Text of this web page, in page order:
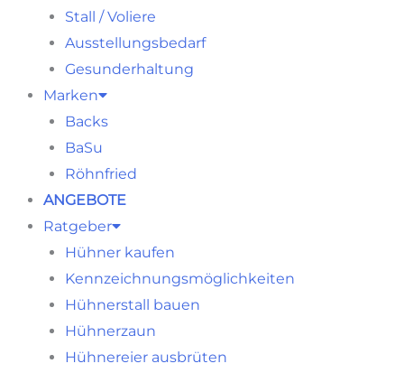
Stall / Voliere
Ausstellungsbedarf
Gesunderhaltung
Marken
Backs
BaSu
Röhnfried
ANGEBOTE
Ratgeber
Hühner kaufen
Kennzeichnungsmöglichkeiten
Hühnerstall bauen
Hühnerzaun
Hühnereier ausbrüten